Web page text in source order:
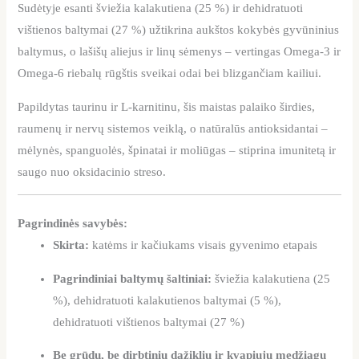
Sudėtyje esanti šviežia kalakutiena (25 %) ir dehidratuoti
vištienos baltymai (27 %) užtikrina aukštos kokybės gyvūninius
baltymus, o lašišų aliejus ir linų sėmenys – vertingas Omega-3 ir
Omega-6 riebalų rūgštis sveikai odai bei blizgančiam kailiui.
Papildytas taurinu ir L-karnitinu, šis maistas palaiko širdies,
raumenų ir nervų sistemos veiklą, o natūralūs antioksidantai –
mėlynės, spanguolės, špinatai ir moliūgas – stiprina imunitetą ir
saugo nuo oksidacinio streso.
Pagrindinės savybės:
Skirta: katėms ir kačiukams visais gyvenimo etapais
Pagrindiniai baltymų šaltiniai: šviežia kalakutiena (25
%), dehidratuoti kalakutienos baltymai (5 %),
dehidratuoti vištienos baltymai (27 %)
Be grūdų, be dirbtinių dažiklių ir kvapiųjų medžiagų